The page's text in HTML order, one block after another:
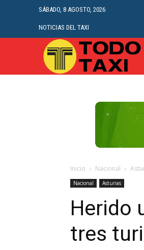
SÁBADO, 8 AGOSTO, 2026
NOTICIAS DEL TAXI
Inicio Nacional
Nacional Asturias
Herido
tres